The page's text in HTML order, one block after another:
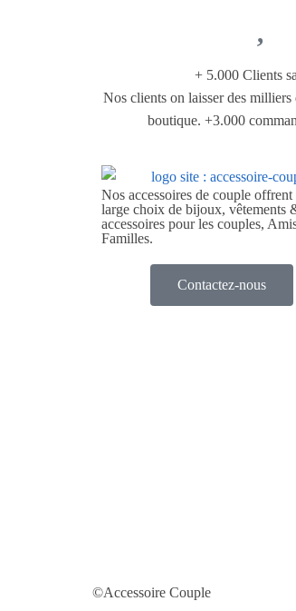
+ 5.000 Clients
Nos clients on laisser des
boutique. +3.000
Nos accessoires de couple offrent
large choix de bijoux, vêtements
accessoires pour les couples,
Familles.
Contactez-nous
©Accessoire Couple